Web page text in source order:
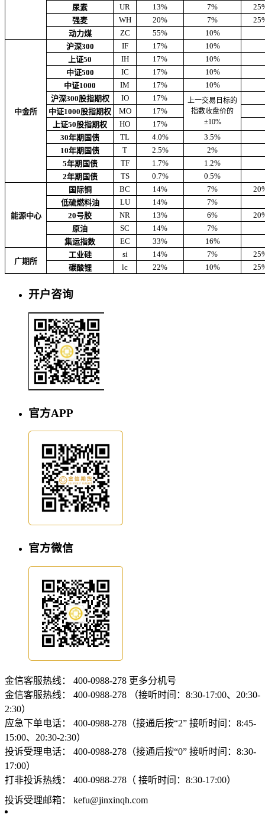
尿素
UR 13% 7%
强麦
WH 20% 7%
动力煤
ZC 55% 10%
中金所
沪深300 IF 17%
10%
上证50
IH 17%
10%
中证500
IC 17%
10%
中证1000
IM 17%
10%
沪深300股指期权
IO 17%
上一交易日标的
指数收盘价的
±10%
中证1000股指期权 MO
17%
上证50股指期权
HO
17%
30年期国债
TL 4.0%
3.5%
10年期国债
T 2.5%
2%
5年期国债
TF 1.7%
1.2%
2年期国债
TS 0.7% 0.5%
能源中心
国际铜 BC 14% 7%
低硫燃料油
LU 14%
7%
20号胶
NR 13% 6%
原油
SC 14%
7%
集运指数
EC 33% 16%
广期所
工业硅 si 14% 7%
碳酸锂
lc 22% 10%
开户咨询
官方APP
官方微信
金信客服热线： 400-0988-278 更多分机号
金信客服热线：
400-0988-278 （接听时间：8:30-17:00、20:30-
2:30）
应急下单电话：
400-0988-278（接通后按“2” 接听时间：8:45-
15:00、20:30-2:30）
投诉受理电话：
400-0988-278（接通后按“0” 接听时间：8:30-
17:00）
打非投诉热线：
400-0988-278（ 接听时间：8:30-17:00）
投诉受理邮箱：
kefu@jinxinqh.com